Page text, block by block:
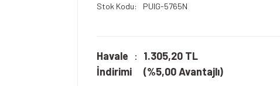
Stok Kodu PUIG-5765N
Havale
İndirimi
1.305,20 TL
(%5,00 Avantajlı)